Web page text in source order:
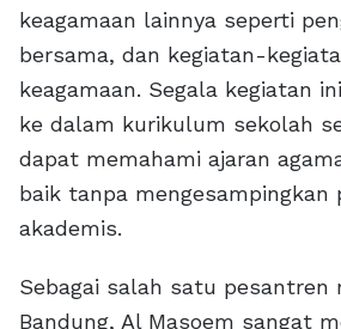
keagamaan lainnya seperti
bersama, dan kegiatan-
keagamaan. Segala kegiatan
ke dalam kurikulum sekolah
dapat memahami ajaran
baik tanpa mengesampingkan
akademis.
Sebagai salah satu pesantren
Bandung, Al Masoem sangat